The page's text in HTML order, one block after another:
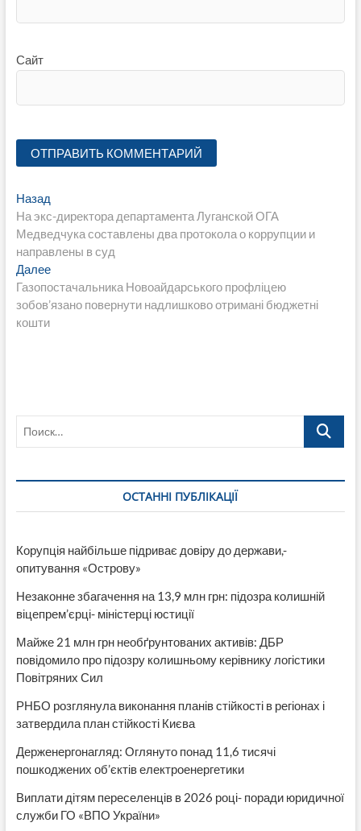
Сайт
Навигация
по
записям
НазадПредыдущая
запись:
На экс-директора департамента Луганской ОГА
Медведчука составлены два протокола о коррупции и
направлены в суд
ДалееСледующая
запись:
Газопостачальника Новоайдарського профліцею
зобов’язано повернути надлишково отримані бюджетні
кошти
Поиск…
ОСТАННІ ПУБЛІКАЦІЇ
Корупція найбільше підриває довіру до держави,-
опитування «Острову»
Незаконне збагачення на 13,9 млн грн: підозра колишній
віцепрем’єрці- міністерці юстиції
Майже 21 млн грн необґрунтованих активів: ДБР
повідомило про підозру колишньому керівнику логістики
Повітряних Сил
РНБО розглянула виконання планів стійкості в регіонах і
затвердила план стійкості Києва
Держенергонагляд: Оглянуто понад 11,6 тисячі
пошкоджених об’єктів електроенергетики
Виплати дітям переселенців в 2026 році- поради юридичної
служби ГО «ВПО України»